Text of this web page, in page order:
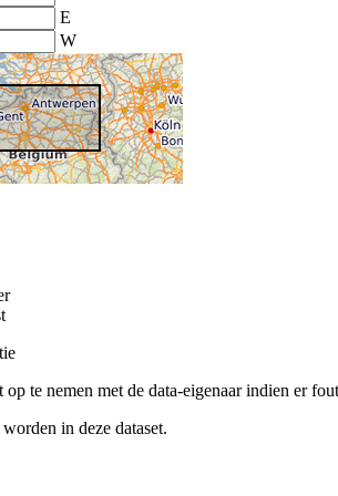
E
W
op te nemen met de data-eigenaar indien er
in deze dataset.